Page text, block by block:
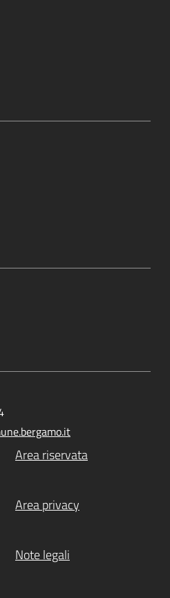
Area riservata
Area privacy
Note legali